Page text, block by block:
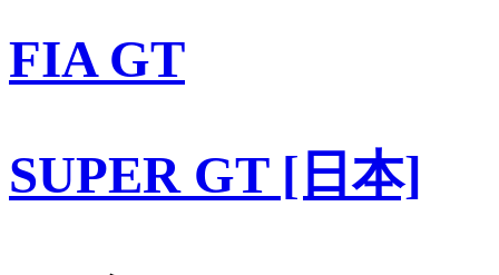
FIA GT
SUPER GT [日本]